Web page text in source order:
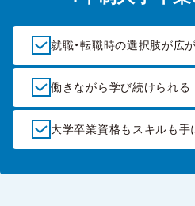
就職・転職時の選択肢が広
働きながら学び続けられる
大学卒業資格もスキルも手